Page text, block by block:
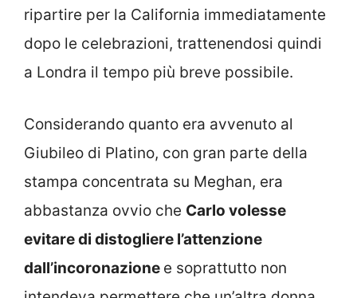
ripartire per la California immediatamente
dopo le celebrazioni, trattenendosi quindi
a Londra il tempo più breve possibile.
Considerando quanto era avvenuto al
Giubileo di Platino, con gran parte della
stampa concentrata su Meghan, era
abbastanza ovvio che Carlo volesse
evitare di distogliere l’attenzione
dall’incoronazione e soprattutto non